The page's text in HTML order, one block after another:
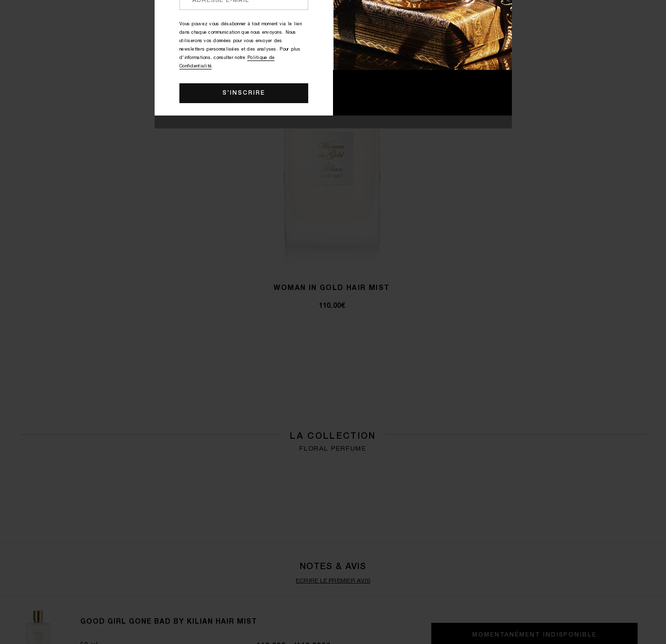
GOOD GIRL GONE BAD BY KILIAN HAIR MIST
WOMAN IN GOLD HAIR MIST
110.00€
LA COLLECTION
FLORAL PERFUME
NOTES & AVIS
ECRIRE LE PREMIER AVIS
GOOD GIRL GONE BAD BY KILIAN HAIR MIST
MOMENTANÉMENT INDISPONIBLE
Vous pouvez vous désabonner à tout moment via le lien
dans chaque communication que nous envoyons. Nous
utiliserons vos données pour vous envoyer des
newsletters personnalisées et des analyses. Pour plus
d'informations, consulter notre Politique de
Confidentialité.